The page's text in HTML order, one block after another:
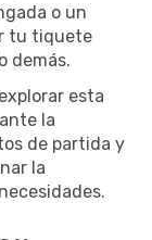
o un
tu tiquete
demás.
esta
la
de partida y
la